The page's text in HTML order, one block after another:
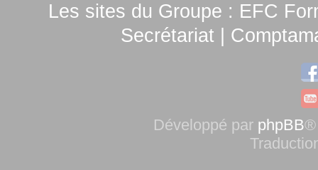
Les sites du Groupe : EFC
Secrétariat
Développé par phpBB®